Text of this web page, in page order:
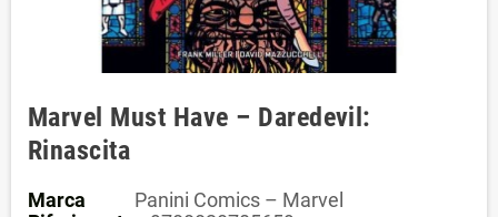
Marvel Must Have – Daredevil:
Rinascita
Marca
Panini Comics – Marvel